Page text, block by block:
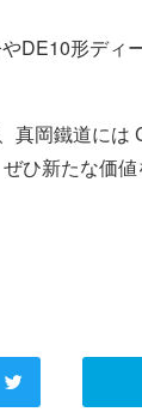
DE10形ディ
真岡鐵道には
ひ新たな価